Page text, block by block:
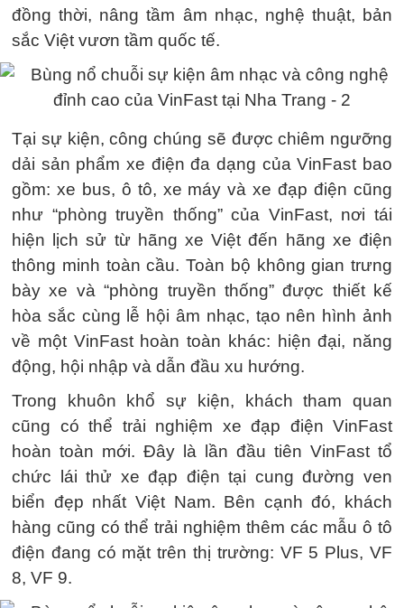
đồng thời, nâng tầm âm nhạc, nghệ thuật, bản
sắc Việt vươn tầm quốc tế.
Tại sự kiện, công chúng sẽ được chiêm ngưỡng
dải sản phẩm xe điện đa dạng của VinFast bao
gồm: xe bus, ô tô, xe máy và xe đạp điện cũng
như “phòng truyền thống” của VinFast, nơi tái
hiện lịch sử từ hãng xe Việt đến hãng xe điện
thông minh toàn cầu. Toàn bộ không gian trưng
bày xe và “phòng truyền thống” được thiết kế
hòa sắc cùng lễ hội âm nhạc, tạo nên hình ảnh
về một VinFast hoàn toàn khác: hiện đại, năng
động, hội nhập và dẫn đầu xu hướng.
Trong khuôn khổ sự kiện, khách tham quan
cũng có thể trải nghiệm xe đạp điện VinFast
hoàn toàn mới. Đây là lần đầu tiên VinFast tổ
chức lái thử xe đạp điện tại cung đường ven
biển đẹp nhất Việt Nam. Bên cạnh đó, khách
hàng cũng có thể trải nghiệm thêm các mẫu ô tô
điện đang có mặt trên thị trường: VF 5 Plus, VF
8, VF 9.